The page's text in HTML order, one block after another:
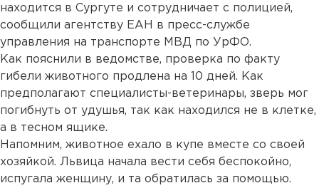
находится в Сургуте и сотрудничает с полицией,
сообщили агентству ЕАН в пресс-службе
управления на транспорте МВД по УрФО.
Как пояснили в ведомстве, проверка по факту
гибели животного продлена на 10 дней. Как
предполагают специалисты-ветеринары, зверь мог
погибнуть от удушья, так как находился не в клетке,
а в тесном ящике.
Напомним, животное ехало в купе вместе со своей
хозяйкой. Львица начала вести себя беспокойно,
испугала женщину, и та обратилась за помощью.